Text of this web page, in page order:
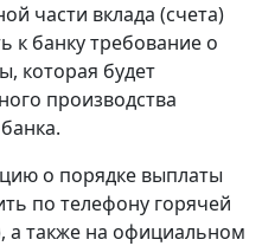
части вклада (счета)
к банку требование о
которая будет
производства
о порядке выплаты
по телефону горячей
а также на официальном